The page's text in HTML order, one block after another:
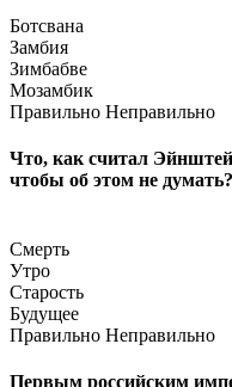
Ботсвана
Замбия
Зимбабве
Мозамбик
Правильно Неправильно
Что, как считал
чтобы об этом не думать?
Смерть
Утро
Старость
Будущее
Правильно Неправильно
Первым российским